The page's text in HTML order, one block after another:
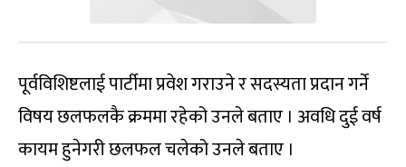
पूर्वविशिष्टलाई पार्टीमा प्रवेश गराउने र सदस्यता प्रदान गर्ने
विषय छलफलकै क्रममा रहेको उनले बताए । अवधि दुई वर्ष
कायम हुनेगरी छलफल चलेको उनले बताए ।